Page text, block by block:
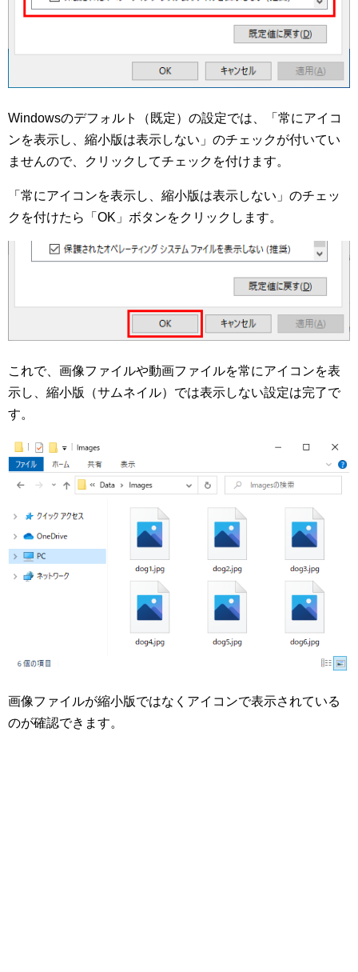
Windowsのデフォルト（既定）の設定では、「常にアイコ
ンを表示し、縮小版は表示しない」のチェックが付いてい
ませんので、クリックしてチェックを付けます。
「常にアイコンを表示し、縮小版は表示しない」のチェッ
クを付けたら「OK」ボタンをクリックします。
これで、画像ファイルや動画ファイルを常にアイコンを表
示し、縮小版（サムネイル）では表示しない設定は完了で
す。
画像ファイルが縮小版ではなくアイコンで表示されている
のが確認できます。